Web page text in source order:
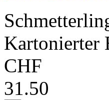
Kartonierter
CHF
31.50